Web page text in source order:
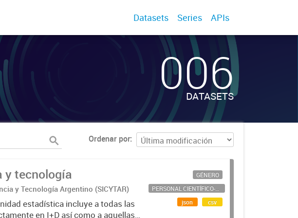
Datasets Series APIs
006
DATASETS
Ordenar por
y tecnología
y Tecnología Argentino (SICYTAR)
estadística incluye a todas las
en I+D así como a aquellas
GÉNERO
PERSONAL CIENTÍFICO-TECNOLÓGICO
json
csv